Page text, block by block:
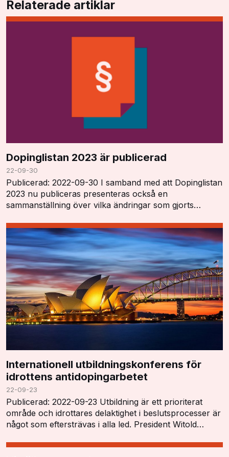
Relaterade artiklar
Dopinglistan 2023 är publicerad
22-09-30
Publicerad: 2022-09-30 I samband med att Dopinglistan
2023 nu publiceras presenteras också en
sammanställning över vilka ändringar som gjorts
Notes". …
Internationell utbildningskonferens för
idrottens antidopingarbetet
22-09-23
Publicerad: 2022-09-23 Utbildning är ett prioriterat
område och idrottares delaktighet i beslutsprocesser är
något som eftersträvas i alla led. President Witold